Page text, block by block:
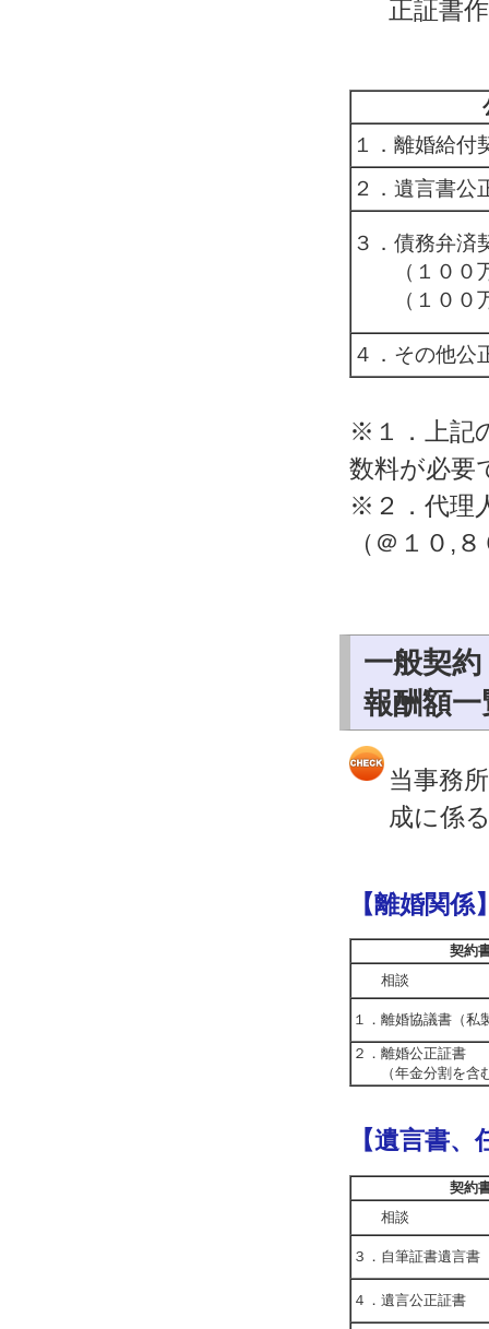
正証書
１．離婚給付
２．遺言書公
３．債務弁済
（１００
（１００
４．その他公
※１．上記
数料が必要
※２．代理
（＠１０,
一般契
報酬額一
当事務
成に係
【離婚関係
契約
相談
１．離婚協議書（私
２．離婚公正証書
（年金分割を含
【遺言書
契約
相談
３．自筆証書遺言書
４．遺言公正証書